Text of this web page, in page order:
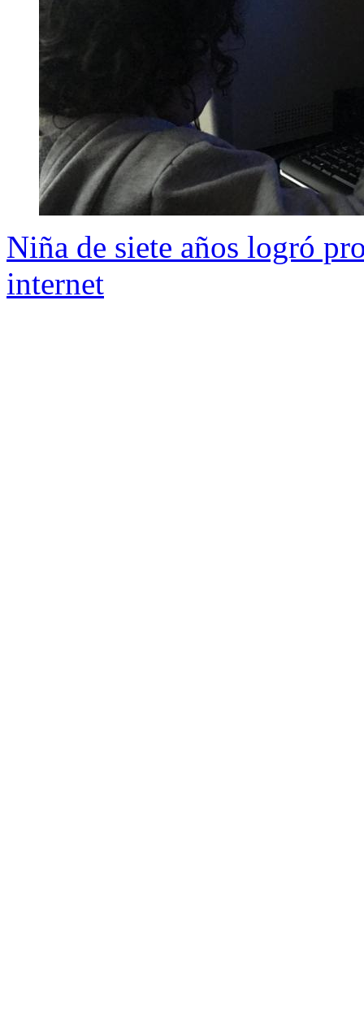
Niña de siete años logró
internet